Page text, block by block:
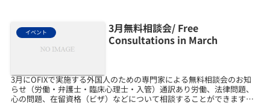
イベント
3月無料相談会/ Free
Consultations in March
3月にOFIXで実施する外国人のための専門家による無料相談会のお知
らせ（労働・弁護士・臨床心理士・入管）通訳あり労働、法律問題、
心の問題、在留資格（ビザ）などについて相談することができます。